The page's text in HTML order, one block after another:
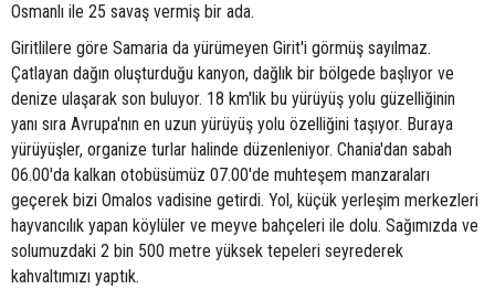
Osmanlı ile 25 savaş vermiş bir ada.
Giritlilere göre Samaria da yürümeyen Girit'i görmüş sayılmaz.
Çatlayan dağın oluşturduğu kanyon, dağlık bir bölgede başlıyor ve
denize ulaşarak son buluyor. 18 km'lik bu yürüyüş yolu güzelliğinin
yanı sıra Avrupa'nın en uzun yürüyüş yolu özelliğini taşıyor. Buraya
yürüyüşler, organize turlar halinde düzenleniyor. Chania'dan sabah
06.00'da kalkan otobüsümüz 07.00'de muhteşem manzaraları
geçerek bizi Omalos vadisine getirdi. Yol, küçük yerleşim merkezleri
hayvancılık yapan köylüler ve meyve bahçeleri ile dolu. Sağımızda ve
solumuzdaki 2 bin 500 metre yüksek tepeleri seyrederek
kahvaltımızı yaptık.